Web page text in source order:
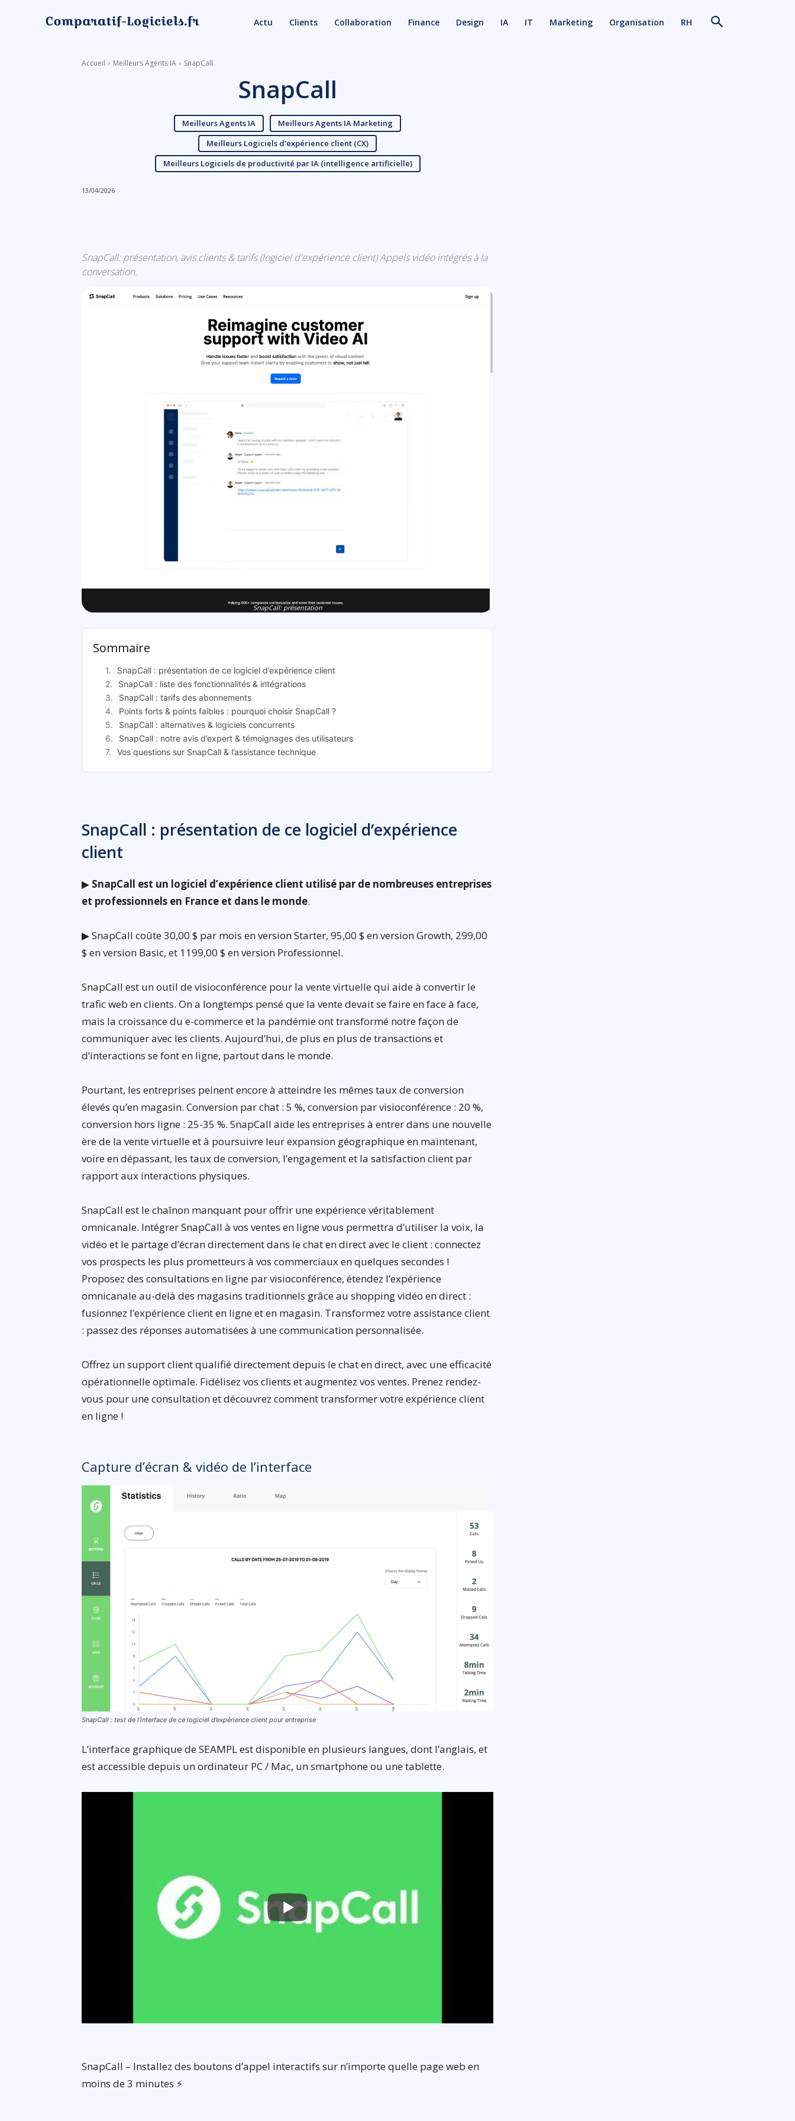
Actu Clients Collaboration Finance Design IA IT Marketing Organisation RH
Accueil Meilleurs Agents IA SnapCall
SnapCall
Meilleurs Agents IA
Meilleurs Agents IA Marketing
Meilleurs Logiciels d'expérience client (CX)
Meilleurs Logiciels de productivité par IA (intelligence artificielle)
13/04/2026
SnapCall: présentation, avis clients & tarifs (logiciel d'expérience client) Appels vidéo intégrés à la
conversation.
SnapCall: présentation
Sommaire
SnapCall : présentation de ce logiciel d’expérience client
SnapCall : liste des fonctionnalités & intégrations
SnapCall : tarifs des abonnements
Points forts & points faibles : pourquoi choisir SnapCall ?
SnapCall : alternatives & logiciels concurrents
SnapCall : notre avis d’expert & témoignages des utilisateurs
Vos questions sur SnapCall & l’assistance technique
SnapCall : présentation de ce logiciel d’expérience
client
▶ SnapCall est un logiciel d’expérience client utilisé par de nombreuses entreprises
et professionnels en France et dans le monde.
▶ SnapCall coûte 30,00 $ par mois en version Starter, 95,00 $ en version Growth, 299,00
$ en version Basic, et 1199,00 $ en version Professionnel.
SnapCall est un outil de visioconférence pour la vente virtuelle qui aide à convertir le
trafic web en clients. On a longtemps pensé que la vente devait se faire en face à face,
mais la croissance du e-commerce et la pandémie ont transformé notre façon de
communiquer avec les clients. Aujourd’hui, de plus en plus de transactions et
d’interactions se font en ligne, partout dans le monde.
Pourtant, les entreprises peinent encore à atteindre les mêmes taux de conversion
élevés qu’en magasin. Conversion par chat : 5 %, conversion par visioconférence : 20 %,
conversion hors ligne : 25-35 %. SnapCall aide les entreprises à entrer dans une nouvelle
ère de la vente virtuelle et à poursuivre leur expansion géographique en maintenant,
voire en dépassant, les taux de conversion, l’engagement et la satisfaction client par
rapport aux interactions physiques.
SnapCall est le chaînon manquant pour offrir une expérience véritablement
omnicanale. Intégrer SnapCall à vos ventes en ligne vous permettra d’utiliser la voix, la
vidéo et le partage d’écran directement dans le chat en direct avec le client : connectez
vos prospects les plus prometteurs à vos commerciaux en quelques secondes !
Proposez des consultations en ligne par visioconférence, étendez l’expérience
omnicanale au-delà des magasins traditionnels grâce au shopping vidéo en direct :
fusionnez l’expérience client en ligne et en magasin. Transformez votre assistance client
: passez des réponses automatisées à une communication personnalisée.
Offrez un support client qualifié directement depuis le chat en direct, avec une efficacité
opérationnelle optimale. Fidélisez vos clients et augmentez vos ventes. Prenez rendez-
vous pour une consultation et découvrez comment transformer votre expérience client
en ligne !
Capture d’écran & vidéo de l’interface
SnapCall : test de l’interface de ce logiciel d’expérience client pour entreprise
L’interface graphique de SEAMPL est disponible en plusieurs langues, dont l’anglais, et
est accessible depuis un ordinateur PC / Mac, un smartphone ou une tablette.
SnapCall – Installez des boutons d’appel interactifs sur n’importe quelle page web en
moins de 3 minutes ⚡